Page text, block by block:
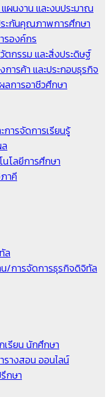
นงาน และงบประมาณ
ระกันคุณภาพการศึกษา
รองค์กร
ตกรรม และสิ่งประดิษฐ์
ารค้า และประกอบธุรกิจ
ลการอาชีวศึกษา
ารจัดการเรียนรู้
นโลยีการศึกษา
าคี
ล
/การจัดการธุรกิจดิจิทัล
เรียน นักศึกษา
รางสอน ออนไลน์
กษา